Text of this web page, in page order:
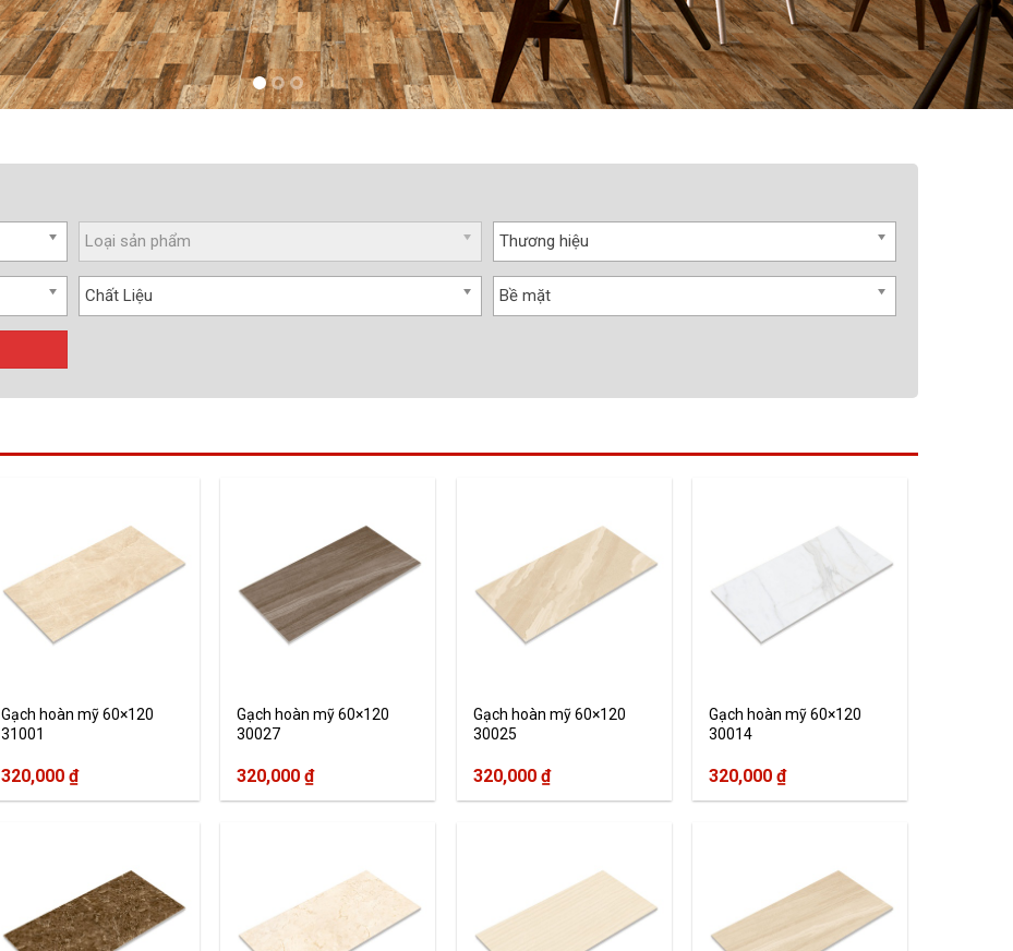
Loại sản phẩm Thương hiệu
Chất Liệu Bề mặt
Gạch hoàn mỹ 60×120
31001
320,000 ₫
Gạch hoàn mỹ 60×120
30027
320,000₫
Gạch hoàn mỹ 60×120
30025
320,000 ₫
Gạch hoàn mỹ 60×120
30014
320,000₫